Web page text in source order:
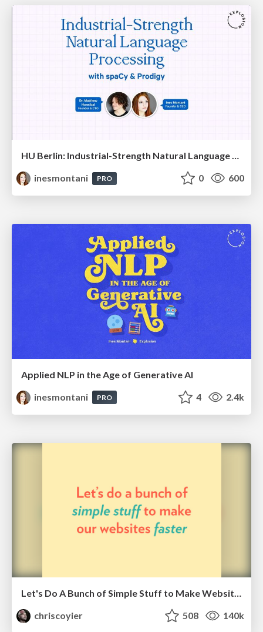
HU Berlin: Industrial-Strength Natural Language Processing with spaCy and Prodigy
inesmontani
PRO 0 600
Applied NLP in the Age of Generative AI
inesmontani
PRO 4 2.4k
Let's Do A Bunch of Simple Stuff to Make Websites Faster
chriscoyier
508 140k